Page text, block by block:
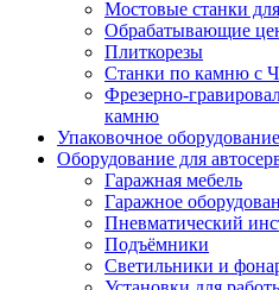
Мостовые станки
Обрабатывающие
Плиткорезы
Станки по камню с
Фрезерно-
камню
Упаковочное оборудование
Оборудование для
Гаражная мебель
Гаражное
Пневматический
Подъёмники
Светильники и